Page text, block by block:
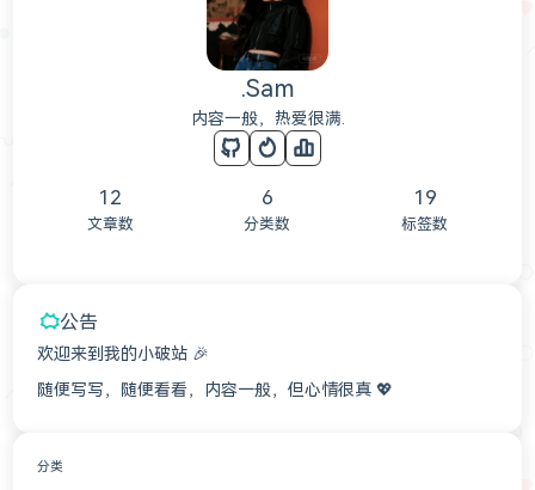
.Sam
内容一般，热爱很满.
12
文章数
6
分类数
19
标签数
公告
欢迎来到我的小破站 🎉
随便写写，随便看看，内容一般，但心情很真 💖
分类